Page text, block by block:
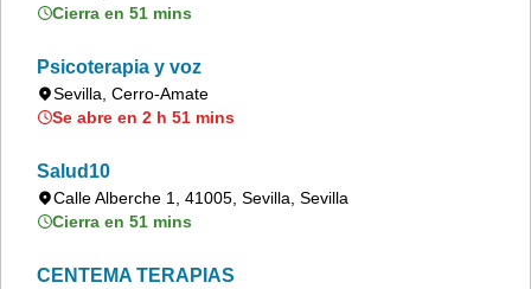
Cierra en 51 mins
Psicoterapia y voz
Sevilla, Cerro-Amate
Se abre en 2 h 51 mins
Salud10
Calle Alberche 1, 41005, Sevilla, Sevilla
Cierra en 51 mins
CENTEMA TERAPIAS